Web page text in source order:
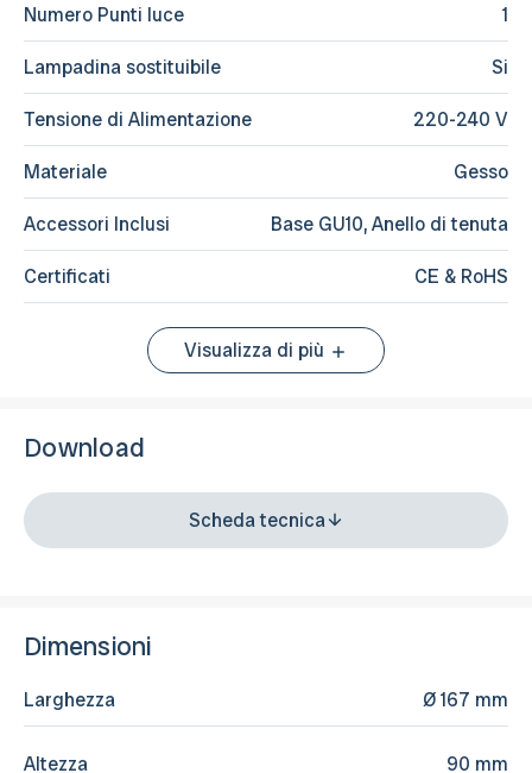
Numero Punti luce 1
Lampadina sostituibile Si
Tensione di Alimentazione 220-240 V
Materiale Gesso
Accessori Inclusi Base GU10, Anello di tenuta
Certificati CE & RoHS
Visualizza di più
Download
Scheda tecnica
Dimensioni
Larghezza Ø 167 mm
Altezza 90 mm